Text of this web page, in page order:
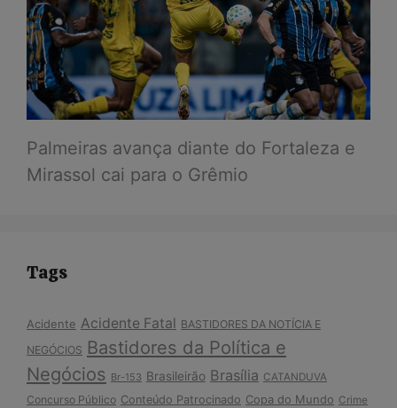
Palmeiras avança diante do Fortaleza e
Mirassol cai para o Grêmio
Tags
Acidente Acidente Fatal BASTIDORES DA NOTÍCIA E
NEGÓCIOS Bastidores da Política e
Negócios Br-153 Brasileirão Brasília CATANDUVA
Concurso Público Conteúdo Patrocinado Copa do Mundo Crime